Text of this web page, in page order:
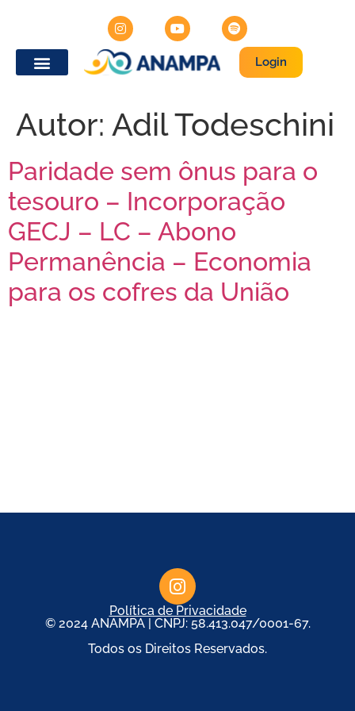
Login
Autor: Adil Todeschini
Paridade sem ônus para o
tesouro – Incorporação
GECJ – LC – Abono
Permanência – Economia
para os cofres da União
Política de Privacidade
© 2024 ANAMPA | CNPJ: 58.413.047/0001-67.
Todos os Direitos Reservados.